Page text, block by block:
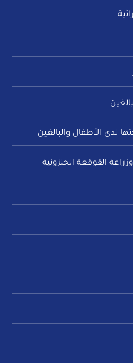
لدى الأطفال والبالغين
القوقعة الحلزونية